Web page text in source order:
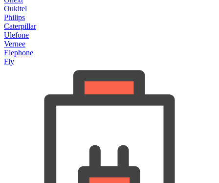
Oukitel
Philips
Caterpillar
Ulefone
Vernee
Elephone
Fly